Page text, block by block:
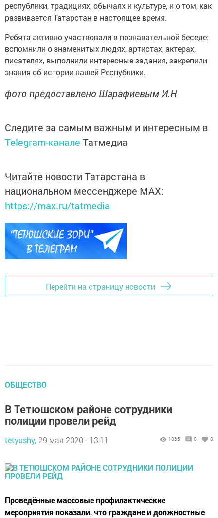
республики, традициях, обычаях и культуре, и о том, как
развивается Татарстан в настоящее время.
Ребята активно участвовали в познавательной беседе:
вспомнили о знаменитых людях, артистах, актерах,
писателях, выполнили интересные задания, закрепили
знания об истории нашей Республики.
фото предоставлено Шарафиевым И.Н
Следите за самым важным и интересным в
Telegram-канале Татмедиа
Читайте новости Татарстана в
национальном мессенджере MАХ:
https://max.ru/tatmedia
Перейти на страницу новости
ОБЩЕСТВО
В Тетюшском районе сотрудники
полиции провели рейд
tetyushy, 29 мая 2020 - 13:11 1065 0 0
Проведённые массовые профилактические
мероприятия показали, что граждане и должностные